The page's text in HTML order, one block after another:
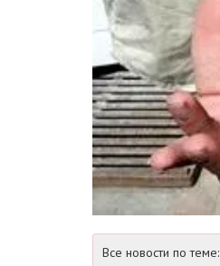
Все новости по теме: